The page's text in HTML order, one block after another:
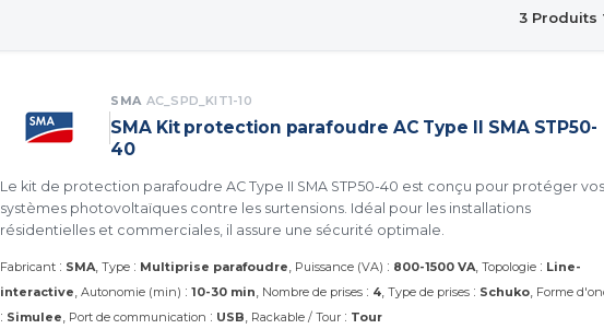
3 Produits
SMA AC_SPD_KIT1-10
SMA Kit protection parafoudre AC Type II SMA STP50-
40
Le kit de protection parafoudre AC Type II SMA STP50-40 est conçu pour protéger vos
systèmes photovoltaïques contre les surtensions. Idéal pour les installations
résidentielles et commerciales, il assure une sécurité optimale.
Fabricant : SMA Type : Multiprise parafoudre Puissance (VA) : 800-1500 VA Topologie : Line-
interactive Autonomie (min) : 10-30 min Nombre de prises : 4 Type de prises : Schuko Forme
: Simulee Port de communication : USB Rackable / Tour : Tour